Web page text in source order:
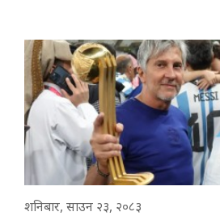
शनिबार, साउन २३, २०८३